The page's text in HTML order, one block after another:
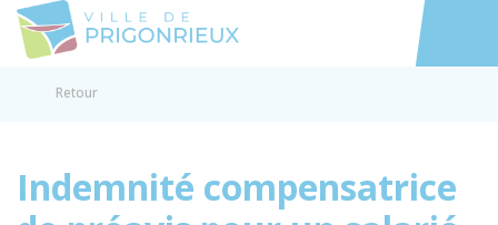
Accéder
Retour
Indemnité compensatrice